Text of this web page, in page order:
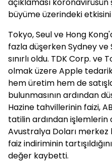
büyüme üzerindeki
Tokyo, Seul ve Hong
fazla düşerken Sydney
sınırlı oldu. TDK Corp.
olmak üzere Apple
hem üretim hem de
bulunmasının ardından
Hazine tahvillerinin faizi,
tatilin ardından
Avustralya Doları merkez
faiz indiriminin
değer kaybetti.